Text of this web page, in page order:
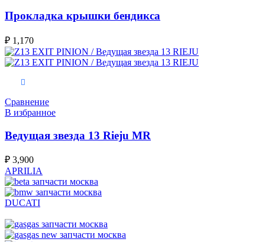
Прокладка крышки бендикса
₽ 1,170
Сравнение
В избранное
Ведущая звезда 13 Rieju MR
₽ 3,900
APRILIA
DUCATI